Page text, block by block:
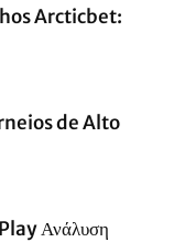
Arcticbet:
de Alto
Ανάλυση